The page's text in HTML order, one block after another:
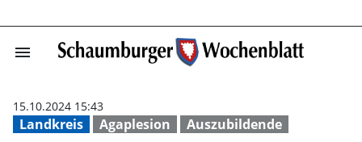
menu
Landkreis Agaplesion Auszubildende
15.10.2024 15:43